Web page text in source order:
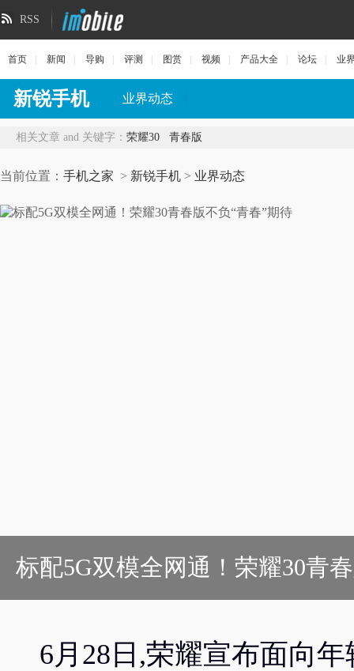
RSS
首页 新闻 导购 评测 图赏 视频 产品大全 论坛 业
新锐手机 业界动态
相关文章 and 关键字： 荣耀30 青春版
当前位置： 手机之家 > 新锐手机 > 业界动态
标配5G双模全网通！荣耀30青
6月28日,荣耀宣布面向